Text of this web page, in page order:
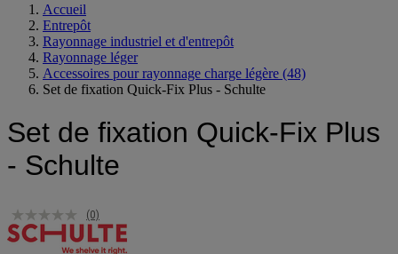
Accueil
Entrepôt
Rayonnage industriel et d'entrepôt
Rayonnage léger
Accessoires pour rayonnage charge légère (48)
Set de fixation Quick-Fix Plus - Schulte
Set de fixation Quick-Fix Plus
- Schulte
(0)